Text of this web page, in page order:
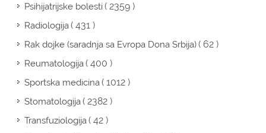
Psihijatrijske bolesti( 2359 )
Radiologija( 431 )
Rak dojke (saradnja sa Evropa Dona Srbija)( 62 )
Reumatologija( 400 )
Sportska medicina( 1012 )
Stomatologija( 2382 )
Transfuziologija( 42 )